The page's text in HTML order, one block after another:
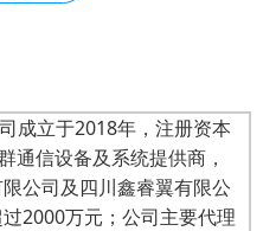
立于2018年，注册资本
通信设备及系统提供商，
公司及四川鑫睿翼有限公
2000万元；公司主要代理